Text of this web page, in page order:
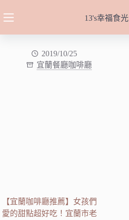
至
13's幸福食光
2019/10/25
宜蘭餐廳咖啡廳
【宜蘭咖啡廳推薦】女孩們
愛的甜點超好吃！宜蘭市老